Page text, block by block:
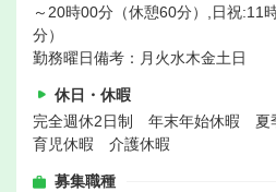
～20時00分（休憩60分）,日祝:11
分）
勤務曜日備考：月火水木金土日
休日・休暇
完全週休2日制 年末年始休暇
育児休暇 介護休暇
募集職種